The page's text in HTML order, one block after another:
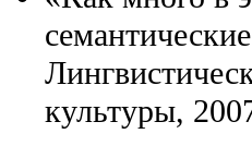
культуры,